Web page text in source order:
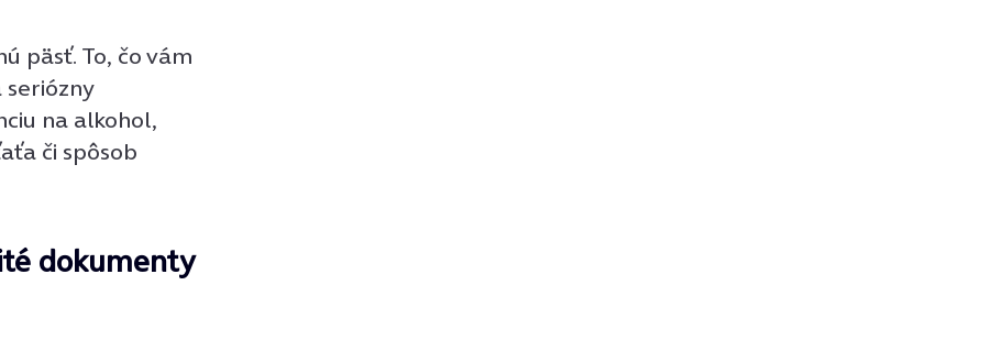
päsť. To, čo vám
na alkohol,
či spôsob
dokumenty